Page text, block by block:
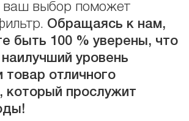
ваш выбор поможет
Обращаясь к нам,
быть 100 % уверены, что
наилучший уровень
товар отличного
который прослужит